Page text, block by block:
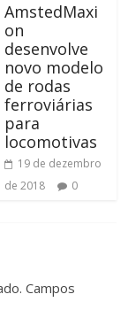
AmstedMaxi
on
desenvolve
novo modelo
de rodas
ferroviárias
para
locomotivas
19 de dezembro
de 2018
0
Campos